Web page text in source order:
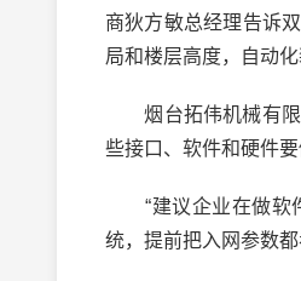
商狄方敏总经理告诉
局和楼层高度，自动
烟台拓伟机械有限
些接口、软件和硬件
“建议企业在做软件
统，提前把入网参数